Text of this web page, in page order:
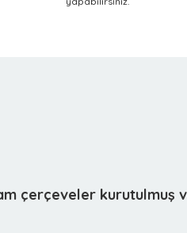
çerçeveler kurutulmuş